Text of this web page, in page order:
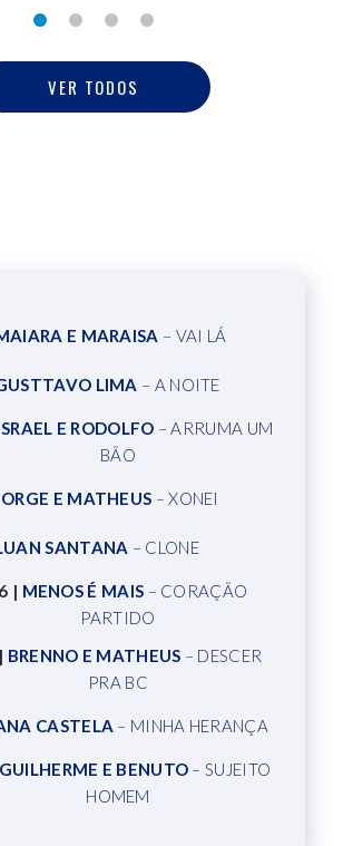
VER TODOS
E MARAISA – VAI LÁ
LIMA – A NOITE
E RODOLFO – ARRUMA UM
BÃO
E MATHEUS – XONEI
SANTANA – CLONE
| MENOS É MAIS – CORAÇÃO
PARTIDO
BRENNO E MATHEUS – DESCER
PRA BC
CASTELA – MINHA HERANÇA
GUILHERME E BENUTO – SUJEITO
HOMEM